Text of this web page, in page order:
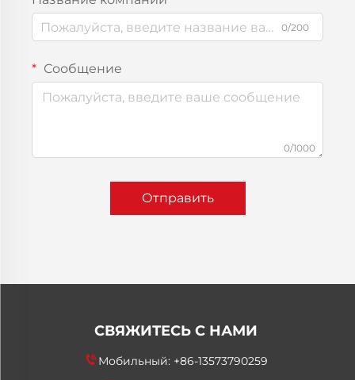
0/200
Сообщение
0/1000
Отправить
СВЯЖИТЕСЬ С НАМИ
Мобильный: +86-13573790259